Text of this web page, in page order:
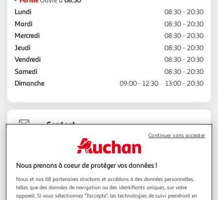
Lundi
08:30 - 20:30
Mardi
08:30 - 20:30
Mercredi
08:30 - 20:30
Jeudi
08:30 - 20:30
Vendredi
08:30 - 20:30
Samedi
08:30 - 20:30
Dimanche
09:00 - 12:30 13:00 - 20:30
Contact
Espace sourds
03.44.86.03.06
Nous prenons à coeur de protéger vos données !
Nous et nos 68 partenaires stockons et accédons à des données personnelles,
telles que des données de navigation ou des identifiants uniques, sur votre
appareil. Si vous sélectionnez "J'accepte", les technologies de suivi prendront en
Continuer sans accepter